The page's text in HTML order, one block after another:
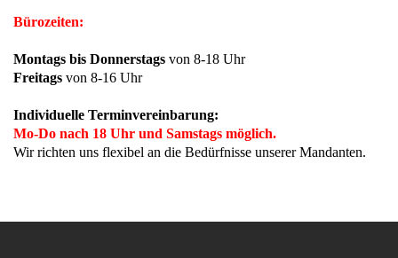
Bürozeiten:
Montags bis Donnerstags von 8-18 Uhr
Freitags von 8-16 Uhr
Individuelle Terminvereinbarung:
Mo-Do nach 18 Uhr und Samstags möglich.
Wir richten uns flexibel an die Bedürfnisse unserer Mandanten.